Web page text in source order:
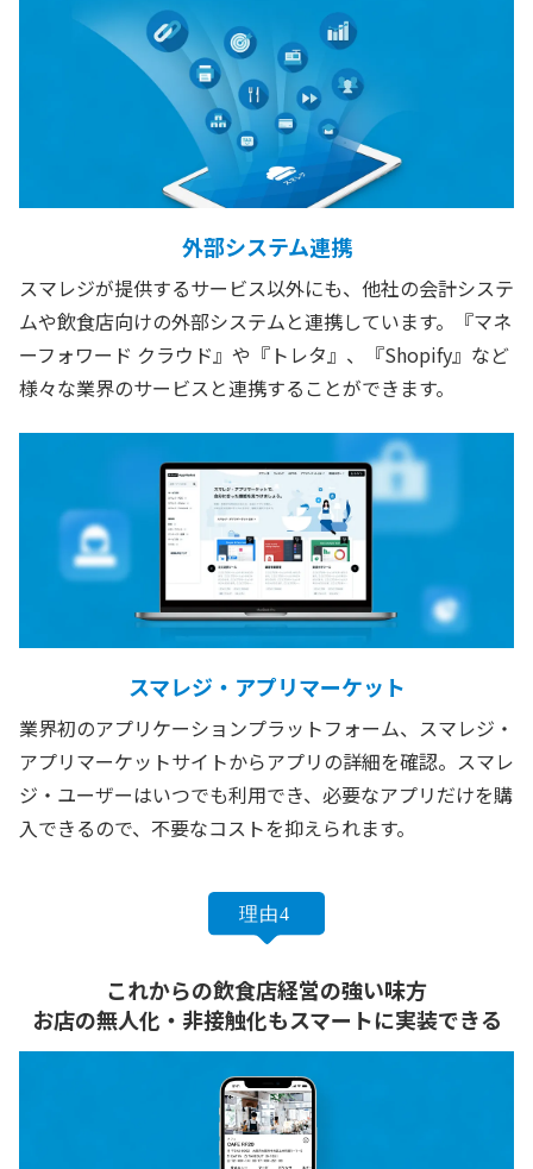
外部システム連携
スマレジが提供するサービス以外にも、他社の会計システ
ムや飲食店向けの外部システムと連携しています。『マネ
ーフォワード クラウド』や『トレタ』、『Shopify』など
様々な業界のサービスと連携することができます。
スマレジ・アプリマーケット
業界初のアプリケーションプラットフォーム、スマレジ・
アプリマーケットサイトからアプリの詳細を確認。スマレ
ジ・ユーザーはいつでも利用でき、必要なアプリだけを購
入できるので、不要なコストを抑えられます。
これからの飲食店経営の強い味方
お店の無人化・非接触化もスマートに実装できる